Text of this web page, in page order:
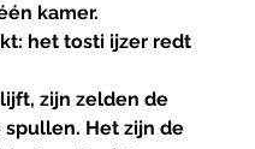
kamer.
het tosti ijzer redt
zijn zelden de
spullen. Het zijn de